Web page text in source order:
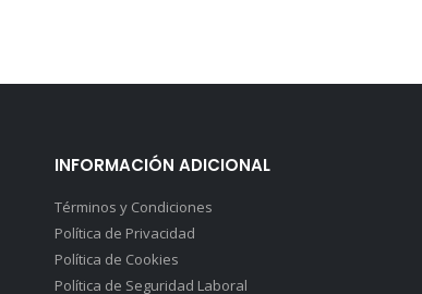
INFORMACIÓN ADICIONAL
Términos y Condiciones
Política de Privacidad
Política de Cookies
Política de Seguridad Laboral